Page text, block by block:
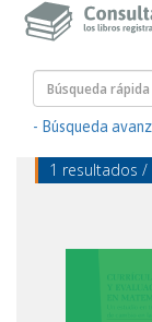
- Búsqueda
1 resultados /